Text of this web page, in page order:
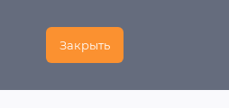
Закрыть